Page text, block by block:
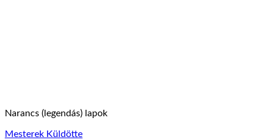
Narancs (legendás) lapok
Mesterek Küldötte